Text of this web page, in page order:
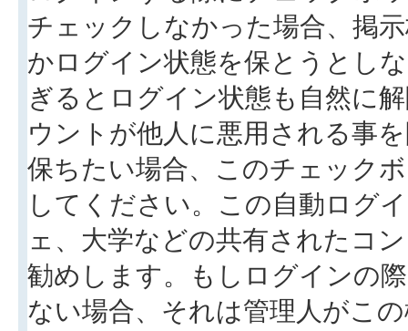
チェックしなかった場合、掲
かログイン状態を保とうとし
ぎるとログイン状態も自然に
ウントが他人に悪用される事
保ちたい場合、このチェック
してください。この自動ログ
ェ、大学などの共有されたコ
勧めします。もしログインの
ない場合、それは管理人がこ